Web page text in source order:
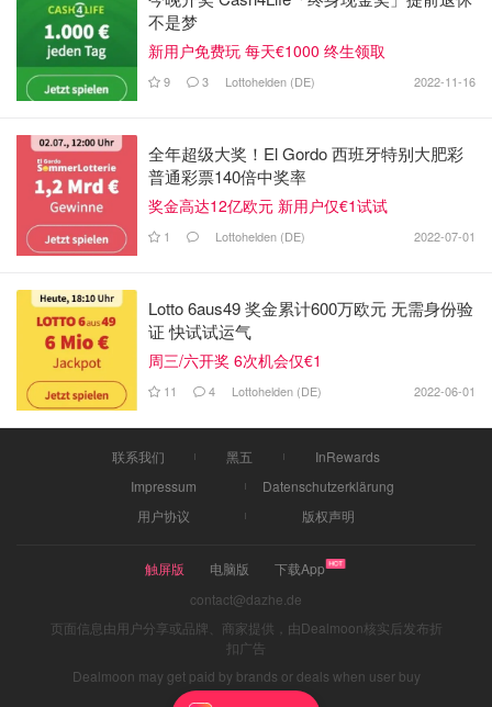
不是梦
新用户免费玩 每天€1000 终生领取
9 3 Lottohelden (DE) 2022-11-16
全年超级大奖！El Gordo 西班牙特别大肥彩
普通彩票140倍中奖率
奖金高达12亿欧元 新用户仅€1试试
1 Lottohelden (DE) 2022-07-01
Lotto 6aus49 奖金累计600万欧元 无需身份验
证 快试试运气
周三/六开奖 6次机会仅€1
11 4 Lottohelden (DE) 2022-06-01
联系我们 黑五
InRewards
Impressum
Datenschutzerklärung
用户协议
版权声明
触屏版 电脑版
下载App
contact@dazhe.de
页面信息由用户分享或品牌、商家提供，由Dealmoon核实后发布折
扣广告
Dealmoon may get paid by brands or deals when user buy
through links